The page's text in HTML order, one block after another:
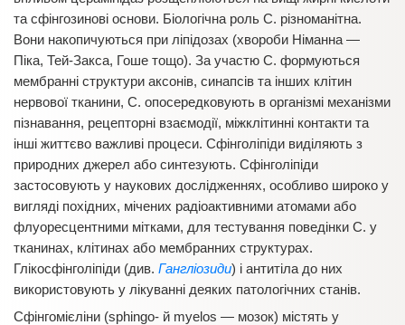
та сфінгозинові основи. Біологічна роль С. різноманітна.
Вони накопичуються при ліпідозах (хвороби Німанна —
Піка, Тей-Закса, Гоше тощо). За участю С. формуються
мембранні структури аксонів, синапсів та інших клітин
нервової тканини, С. опосередковують в організмі механізми
пізнавання, рецепторні взаємодії, міжклітинні контакти та
інші життєво важливі процеси. Сфінголіпіди виділяють з
природних джерел або синтезують. Сфінголіпіди
застосовують у наукових дослідженнях, особливо широко у
вигляді похідних, мічених радіоактивними атомами або
флуоресцентними мітками, для тестування поведінки С. у
тканинах, клітинах або мембранних структурах.
Глікосфінголіпіди (див. Гангліозиди) і антитіла до них
використовують у лікуванні деяких патологічних станів.
Сфінгомієліни (sphіngo- й myelos — мозок) містять у